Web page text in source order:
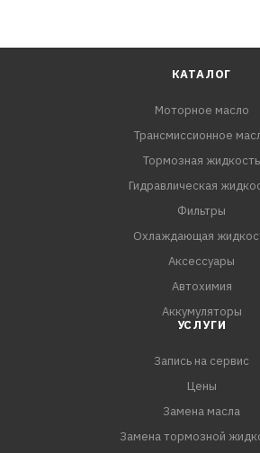
КАТАЛОГ
Моторное масло
Трансмиссионное
Тормозная жидкость
Гидравлическая
Фильтры
Охлаждающая
Аксессуары
Автохимия
Аккумуляторы
УСЛУГИ
Запись на сервис
Цены
Замена масла
Замена тормозной